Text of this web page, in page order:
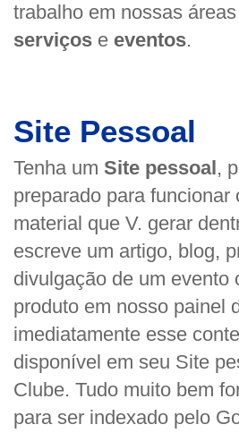
trabalho em nossas
serviços e eventos.
Site Pessoal
Tenha um Site pessoal,
preparado para funcionar
material que V. gerar
escreve um artigo, blog,
divulgação de um evento
produto em nosso painel
imediatamente esse
disponível em seu Site
Clube. Tudo muito bem
para ser indexado pelo